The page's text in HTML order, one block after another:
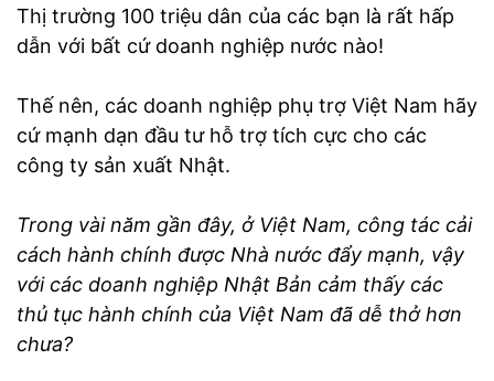
Thị trường 100 triệu dân của các bạn là rất hấp
dẫn với bất cứ doanh nghiệp nước nào!
Thế nên, các doanh nghiệp phụ trợ Việt Nam hãy
cứ mạnh dạn đầu tư hỗ trợ tích cực cho các
công ty sản xuất Nhật.
Trong vài năm gần đây, ở Việt Nam, công tác cải
cách hành chính được Nhà nước đẩy mạnh, vậy
với các doanh nghiệp Nhật Bản cảm thấy các
thủ tục hành chính của Việt Nam đã dễ thở hơn
chưa?